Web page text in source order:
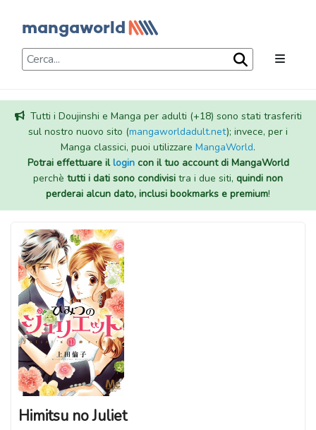
Tutti i Doujinshi e Manga per adulti (+18) sono stati trasferiti
sul nostro nuovo sito (mangaworldadult.net); invece, per i
Manga classici, puoi utilizzare MangaWorld.
Potrai effettuare illogincon il tuo account di MangaWorld
perchè tutti i dati sono condivisi tra i due siti, quindi non
perderai alcun dato, inclusi bookmarks e premium!
Himitsu no Juliet